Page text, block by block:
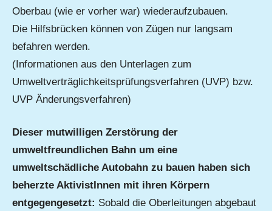
Oberbau (wie er vorher war) wiederaufzubauen.
Die Hilfsbrücken können von Zügen nur langsam
befahren werden.
(Informationen aus den Unterlagen zum
Umweltverträglichkeitsprüfungsverfahren (UVP) bzw.
UVP Änderungsverfahren)
Dieser mutwilligen Zerstörung der
umweltfreundlichen Bahn um eine
umweltschädliche Autobahn zu bauen haben sich
beherzte AktivistInnen mit ihren Körpern
entgegengesetzt: Sobald die Oberleitungen abgebaut